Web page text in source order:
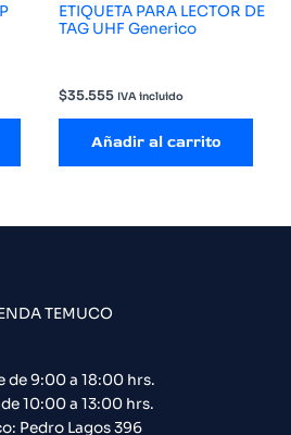
ETIQUETA PARA LECTOR DE
TAG UHF Generico
$35.555 IVA incluido
Añadir al carrito
TEMUCO
de 9:00 a 18:00 hrs.
10:00 a 13:00 hrs.
Pedro Lagos 396